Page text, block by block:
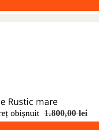
Rustic mare
obișnuit 1.800,00 lei